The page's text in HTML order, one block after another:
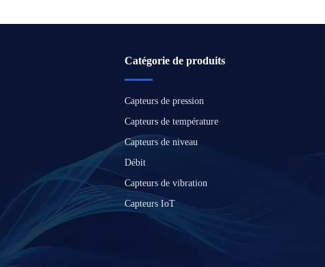
Catégorie de produits
Capteurs de pression
Capteurs de température
Capteurs de niveau
Débit
Capteurs de vibration
Capteurs IoT